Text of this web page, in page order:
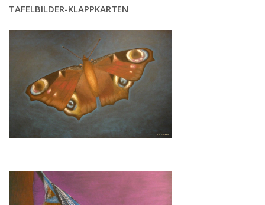
TAFELBILDER-KLAPPKARTEN